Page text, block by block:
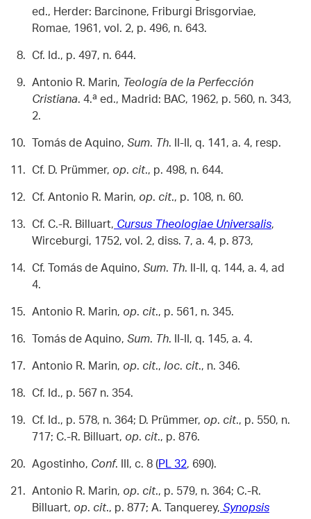
ed., Herder: Barcinone, Friburgi Brisgorviae,
Romae, 1961, vol. 2, p. 496, n. 643.
Cf. Id., p. 497, n. 644.
Antonio R. Marin, Teología de la Perfección
Cristiana. 4.ª ed., Madrid: BAC, 1962, p. 560, n. 343,
2.
Tomás de Aquino, Sum. Th. II-II, q. 141, a. 4, resp.
Cf. D. Prümmer, op. cit., p. 498, n. 644.
Cf. Antonio R. Marin, op. cit., p. 108, n. 60.
Cf. C.-R. Billuart, Cursus Theologiae Universalis,
Wirceburgi, 1752, vol. 2, diss. 7, a. 4, p. 873,
Cf. Tomás de Aquino, Sum. Th. II-II, q. 144, a. 4, ad
4.
Antonio R. Marin, op. cit., p. 561, n. 345.
Tomás de Aquino, Sum. Th. II-II, q. 145, a. 4.
Antonio R. Marin, op. cit., loc. cit., n. 346.
Cf. Id., p. 567 n. 354.
Cf. Id., p. 578, n. 364; D. Prümmer, op. cit., p. 550, n.
717; C.-R. Billuart, op. cit., p. 876.
Agostinho, Conf. III, c. 8 (PL 32, 690).
Antonio R. Marin, op. cit., p. 579, n. 364; C.-R.
Billuart, op. cit., p. 877; A. Tanquerey, Synopsis